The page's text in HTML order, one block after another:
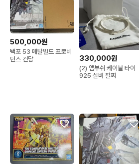
500,000원
택포 53 메탈빌드 프로비
던스 건담
330,000원
(2) 앰부쉬 케이블 타이
925 실버 팔찌